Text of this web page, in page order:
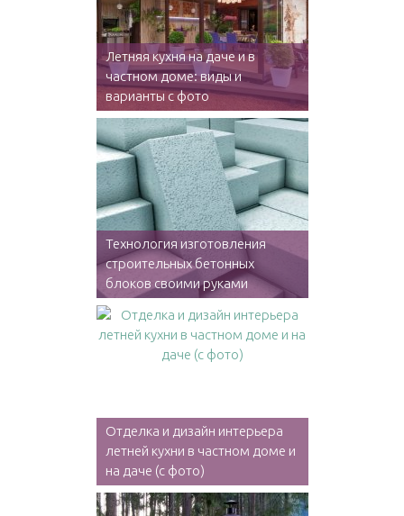
Летняя кухня на даче и в
частном доме: виды и
варианты с фото
Технология изготовления
строительных бетонных
блоков своими руками
Отделка и дизайн интерьера
летней кухни в частном доме и
на даче (с фото)